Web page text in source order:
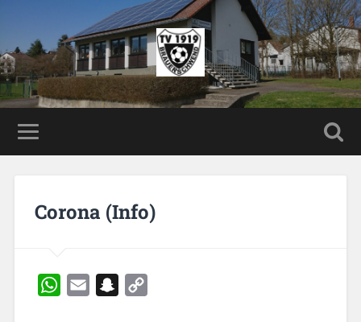
Corona (Info)
WhatsApp
Email Snapchat